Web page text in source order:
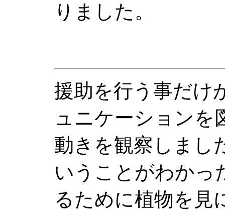
りました。
援助を行う事だけ
ュニケーションを
動きを観察しまし
いうことがわかっ
るために植物を見